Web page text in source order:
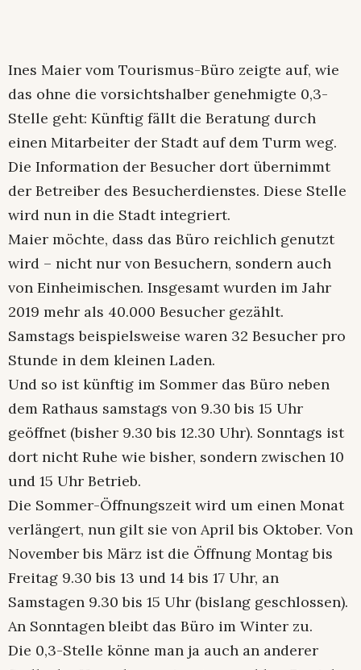
Ines Maier vom Tourismus-Büro zeigte auf, wie
das ohne die vorsichtshalber genehmigte 0,3-
Stelle geht: Künftig fällt die Beratung durch
einen Mitarbeiter der Stadt auf dem Turm weg.
Die Information der Besucher dort übernimmt
der Betreiber des Besucherdienstes. Diese Stelle
wird nun in die Stadt integriert.
Maier möchte, dass das Büro reichlich genutzt
wird – nicht nur von Besuchern, sondern auch
von Einheimischen. Insgesamt wurden im Jahr
2019 mehr als 40.000 Besucher gezählt.
Samstags beispielsweise waren 32 Besucher pro
Stunde in dem kleinen Laden.
Und so ist künftig im Sommer das Büro neben
dem Rathaus samstags von 9.30 bis 15 Uhr
geöffnet (bisher 9.30 bis 12.30 Uhr). Sonntags ist
dort nicht Ruhe wie bisher, sondern zwischen 10
und 15 Uhr Betrieb.
Die Sommer-Öffnungszeit wird um einen Monat
verlängert, nun gilt sie von April bis Oktober. Von
November bis März ist die Öffnung Montag bis
Freitag 9.30 bis 13 und 14 bis 17 Uhr, an
Samstagen 9.30 bis 15 Uhr (bislang geschlossen).
An Sonntagen bleibt das Büro im Winter zu.
Die 0,3-Stelle könne man ja auch an anderer